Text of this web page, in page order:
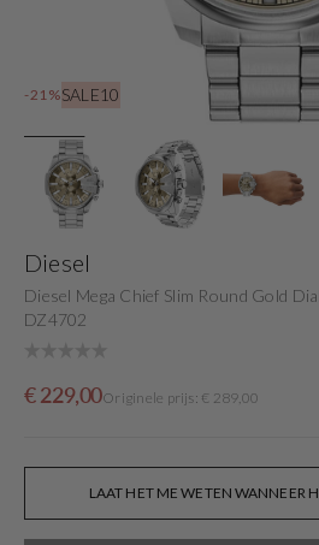
-21%SALE10
Diesel
Diesel Mega Chief Slim Round Gold
DZ4702
Sale
€ 229,00
OrigineleOriginele prijs: € 289,00
LAAT HET ME WETEN WANNEER